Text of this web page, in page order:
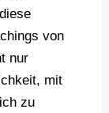
von
nur
mit
zu